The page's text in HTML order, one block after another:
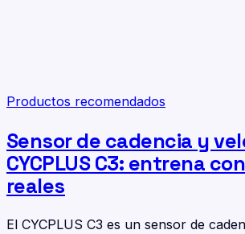
Productos recomendados
Sensor de cadencia y
CYCPLUS C3: entrena
reales
El CYCPLUS C3 es un sensor de